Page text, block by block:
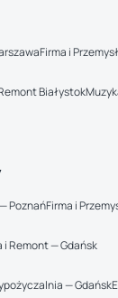
Firma i
Białystok
PoznańFirma i
i Remont — Gdańsk
— Gdańsk